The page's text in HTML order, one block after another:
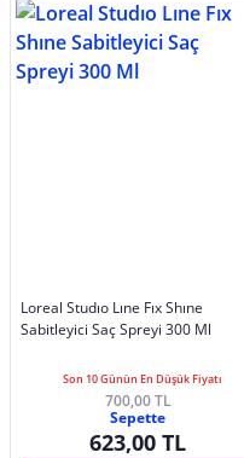
Loreal Studıo Lıne Fıx Shıne
Sabitleyici Saç Spreyi 300 Ml
Son 10 Günün En Düşük Fiyatı
700,00 TL
Sepette
623,00 TL